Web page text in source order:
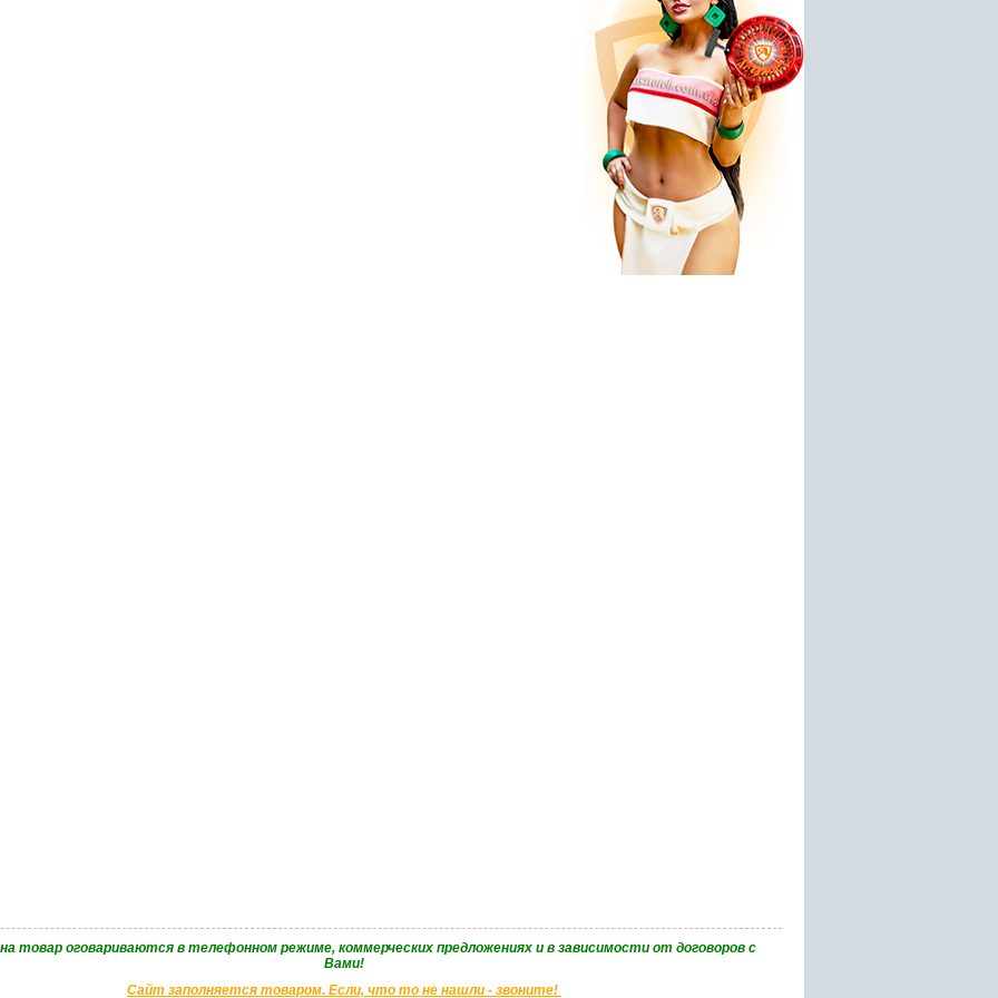
3000 руб.
товар оговариваются в телефонном режиме, коммерческих предложениях и в зависимости от договоров с
Вами!
Сайт заполняется товаром. Если, что то не нашли - звоните!